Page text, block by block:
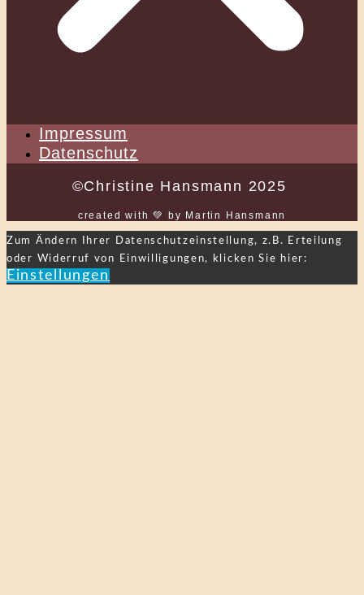
Impressum
Datenschutz
©Christine Hansmann 2025
created with 💚 by Martin Hansmann
Zum Ändern Ihrer Datenschutzeinstellung, z.B. Erteilung
oder Widerruf von Einwilligungen, klicken Sie hier:
Einstellungen